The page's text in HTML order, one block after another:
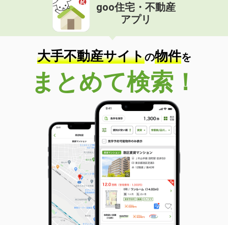
goo住宅・不動産
アプリ
大手不動産サイトの物件を
まとめて検索！